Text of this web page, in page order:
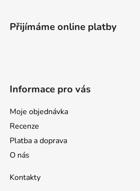
Přijímáme online platby
Informace pro vás
Moje objednávka
Recenze
Platba a doprava
O nás
Kontakty